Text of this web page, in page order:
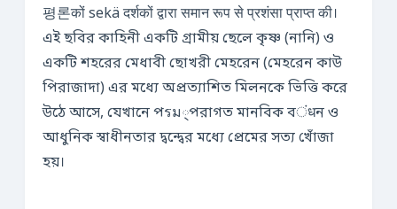
평론कों sekä दर्शकों द्वारा समान रूप से प्रशंसा प्राप्त की।
এই ছবির কাহিনী একটি গ্রামীয় ছেলে কৃষ্ণ (নানি) ও
একটি শহরের মেধাবী ছোখরী মেহরেন (মেহরেন কাউ
পিরাজাদা) এর মধ্যে অপ্রত্যাশিত মিলনকে ভিত্তি করে
উঠে আসে, যেখানে পรม্পরাগত মানবিক বंधন ও
আধুনিক স্বাধীনতার দ্বন্দ্বের মধ্যে প্রেমের সত্য খোঁজা
হয়।